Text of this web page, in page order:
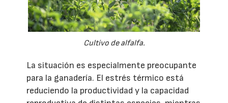
Cultivo de alfalfa.
La situación es especialmente preocupante
para la ganadería. El estrés térmico está
reduciendo la productividad y la capacidad